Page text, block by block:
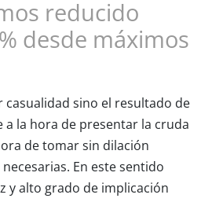
reducido
desde máximos
casualidad sino el resultado de
a la hora de presentar la cruda
de tomar sin dilación
En este sentido
y alto grado de implicación